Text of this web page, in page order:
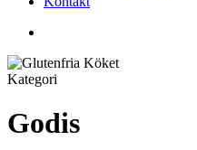
Kategori
Godis